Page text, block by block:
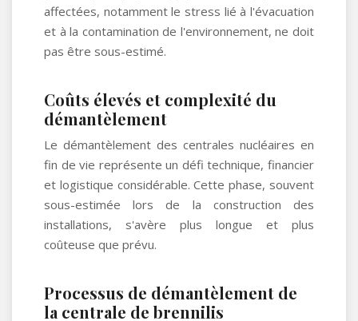
affectées, notamment le stress lié à l'évacuation
et à la contamination de l'environnement, ne doit
pas être sous-estimé.
Coûts élevés et complexité du
démantèlement
Le démantèlement des centrales nucléaires en
fin de vie représente un défi technique, financier
et logistique considérable. Cette phase, souvent
sous-estimée lors de la construction des
installations, s'avère plus longue et plus
coûteuse que prévu.
Processus de démantèlement de
la centrale de brennilis